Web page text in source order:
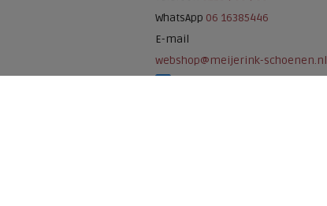
WhatsApp 06 16385446
E-mail
webshop@meijerink-schoenen.nl